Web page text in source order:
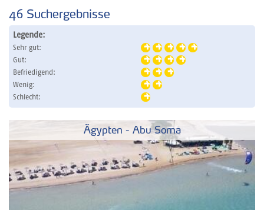
46 Suchergebnisse
Legende:
Sehr gut:
Gut:
Befriedigend:
Wenig:
Schlecht:
Ägypten - Abu Soma